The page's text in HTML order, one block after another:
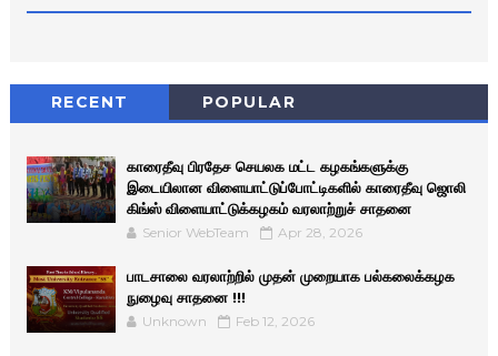
RECENT POPULAR
காரைதீவு பிரதேச செயலக மட்ட கழகங்களுக்கு
இடையிலான விளையாட்டுப்போட்டிகளில் காரைதீவு ஜொலி
கிங்ஸ் விளையாட்டுக்கழகம் வரலாற்றுச் சாதனை
Senior WebTeam Apr 28, 2026
பாடசாலை வரலாற்றில் முதன் முறையாக பல்கலைக்கழக
நுழைவு சாதனை !!!
Unknown Feb 12, 2026